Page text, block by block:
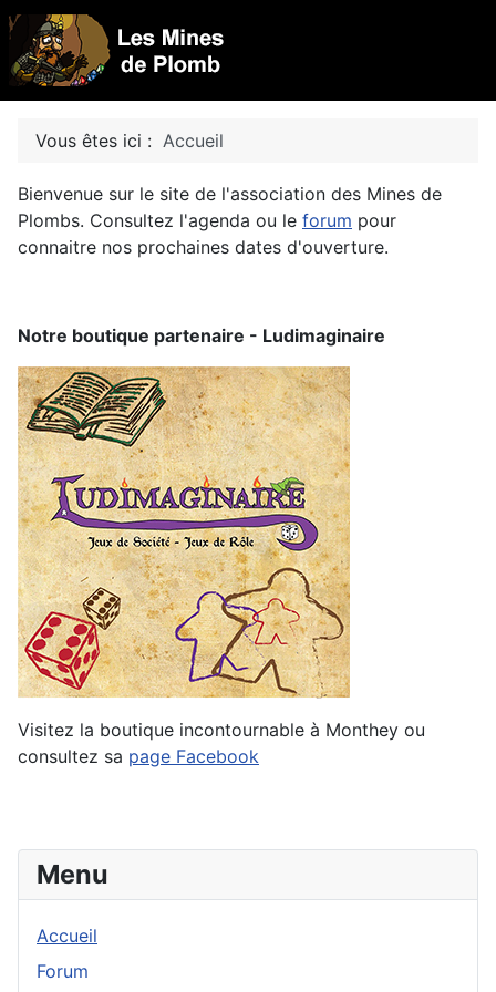
Vous êtes ici : Accueil
Bienvenue sur le site de l'association des Mines de
Plombs. Consultez l'agenda ou le forum pour
connaitre nos prochaines dates d'ouverture.
Notre boutique partenaire - Ludimaginaire
Visitez la boutique incontournable à Monthey ou
consultez sa page Facebook
Menu
Accueil
Forum